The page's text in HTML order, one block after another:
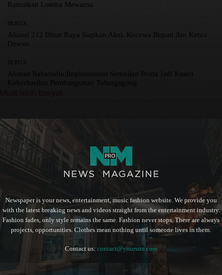
Ramaikan Lomba Mewarna
BERITA
Aliansi 212 Blitar Raya Siapkan Aksi, Kecewa Bupati dan Ketua
Dewan
BERITA
Ahmad Baharudin:Implementasi Sembilan Perda Jadi Kunci
Newspaper is your news, entertainment, music fashion website. We provide you
with the latest breaking news and videos straight from the entertainment industry.
Fashion fades, only style remains the same. Fashion never stops. There are always
projects, opportunities. Clothes mean nothing until someone lives in them.
Contact us: contact@yoursite.com